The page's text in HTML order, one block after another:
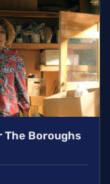
The Boroughs